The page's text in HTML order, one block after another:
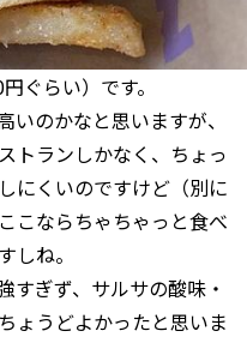
ぐらい）です。
のかなと思いますが、
トランしかなく、ちょっ
にくいのですけど（別に
こならちゃちゃっと食べ
しね。
すぎず、サルサの酸味・
ょうどよかったと思いま